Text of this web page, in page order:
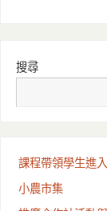
搜尋
課程帶領學生進
小農市集